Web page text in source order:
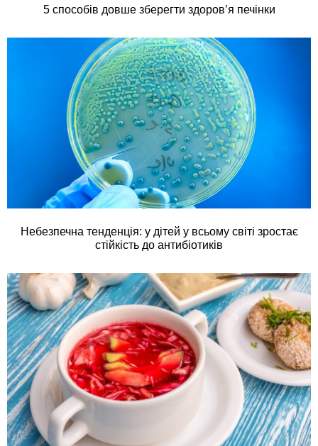
5 способів довше зберегти здоров’я печінки
Небезпечна тенденція: у дітей у всьому світі зростає
стійкість до антибіотиків